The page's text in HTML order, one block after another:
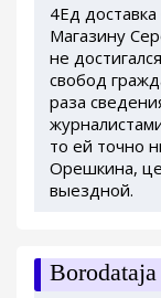
4Ед
Магазину
не
свобод
раза
то ей точно
Орешкина,
выездной.
Borodataja